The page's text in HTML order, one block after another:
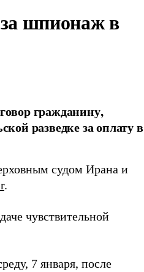
шпионаж в
гражданину,
разведке за оплату в
судом Ирана и
.
чувствительной
7 января, после